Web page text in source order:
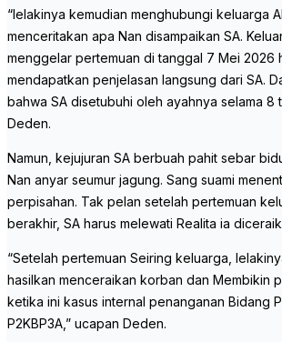
“lelakinya kemudian menghubungi keluarga
menceritakan apa Nan disampaikan SA.
menggelar pertemuan di tanggal 7 Mei 2026
mendapatkan penjelasan langsung dari SA.
bahwa SA disetubuhi oleh ayahnya selama 8
Deden.
Namun, kejujuran SA berbuah pahit sebar
Nan anyar seumur jagung. Sang suami
perpisahan. Tak pelan setelah pertemuan
berakhir, SA harus melewati Realita ia
“Setelah pertemuan Seiring keluarga,
hasilkan menceraikan korban dan Membikin
ketika ini kasus internal penanganan Bidang
P2KBP3A,” ucapan Deden.